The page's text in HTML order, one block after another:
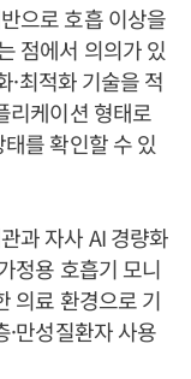
으로 호흡 이상을
점에서 의의가 있
·최적화 기술을 적
리케이션 형태로
를 확인할 수 있
과 자사 AI 경량화
정용 호흡기 모니
의료 환경으로 기
만성질환자 사용